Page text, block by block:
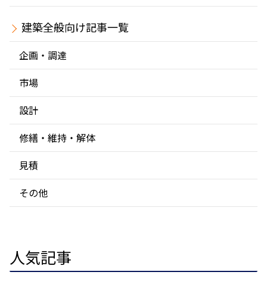
建築全般
企画・調達
市場
設計
修繕・維持・解体
見積
その他
人気記事